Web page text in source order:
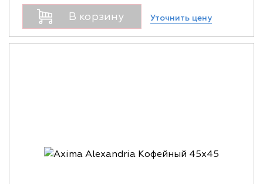
В корзину Уточнить цену